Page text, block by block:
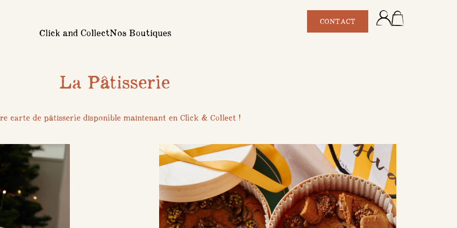
Click and CollectNos Boutiques
CONTACT
La Pâtisserie
carte de pâtisserie disponible maintenant en Click & Collect !